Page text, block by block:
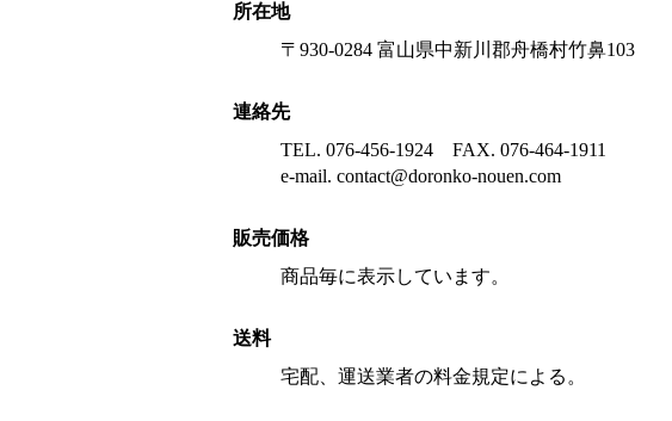
所在地
〒930-0284 富山県中新川郡舟橋村竹鼻103
連絡先
TEL. 076-456-1924 FAX. 076-464-1911
e-mail. contact@doronko-nouen.com
販売価格
商品毎に表示しています。
送料
宅配、運送業者の料金規定による。